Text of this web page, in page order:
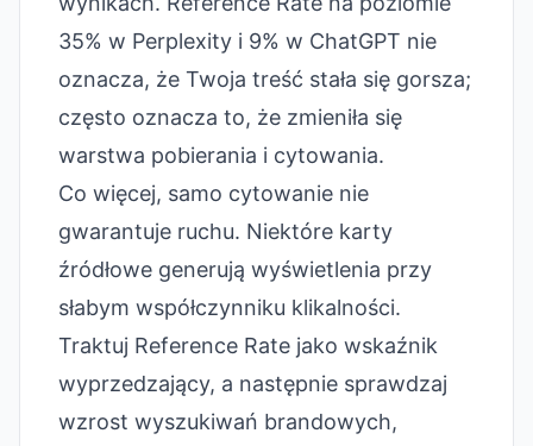
35% w Perplexity i 9% w ChatGPT nie
oznacza, że Twoja treść stała się gorsza;
często oznacza to, że zmieniła się
warstwa pobierania i cytowania.
Co więcej, samo cytowanie nie
gwarantuje ruchu. Niektóre karty
źródłowe generują wyświetlenia przy
słabym współczynniku klikalności.
Traktuj Reference Rate jako wskaźnik
wyprzedzający, a następnie sprawdzaj
wzrost wyszukiwań brandowych,